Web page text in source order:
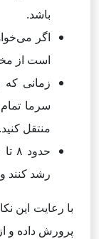
باشد.
اگر
است از
سرما
منتقل کنید.
رشد کنند
با رعایت این
پرورش داده و